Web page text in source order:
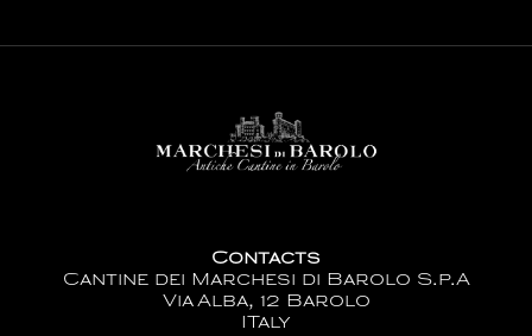
Contacts
Cantine dei Marchesi di Barolo S.p.A
Via Alba, 12 Barolo
ITaly